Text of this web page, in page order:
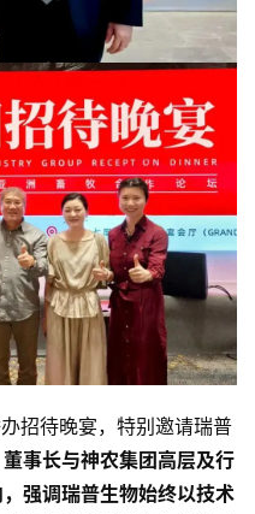
招待晚宴，特别邀请瑞普
董事长与神农集团高层及行
强调瑞普生物始终以技术